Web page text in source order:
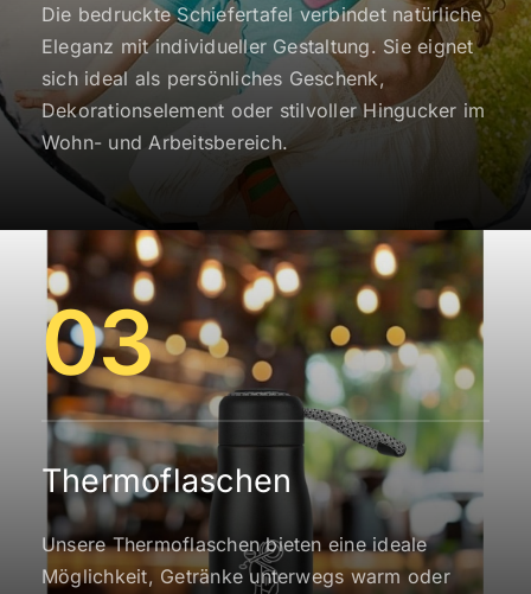
Die bedruckte Schiefertafel verbindet natürliche
Eleganz mit individueller Gestaltung. Sie eignet
sich ideal als persönliches Geschenk,
Dekorationselement oder stilvoller Hingucker im
Wohn- und Arbeitsbereich.
03
Thermoflaschen
Unsere Thermoflaschen bieten eine ideale
Möglichkeit, Getränke unterwegs warm oder